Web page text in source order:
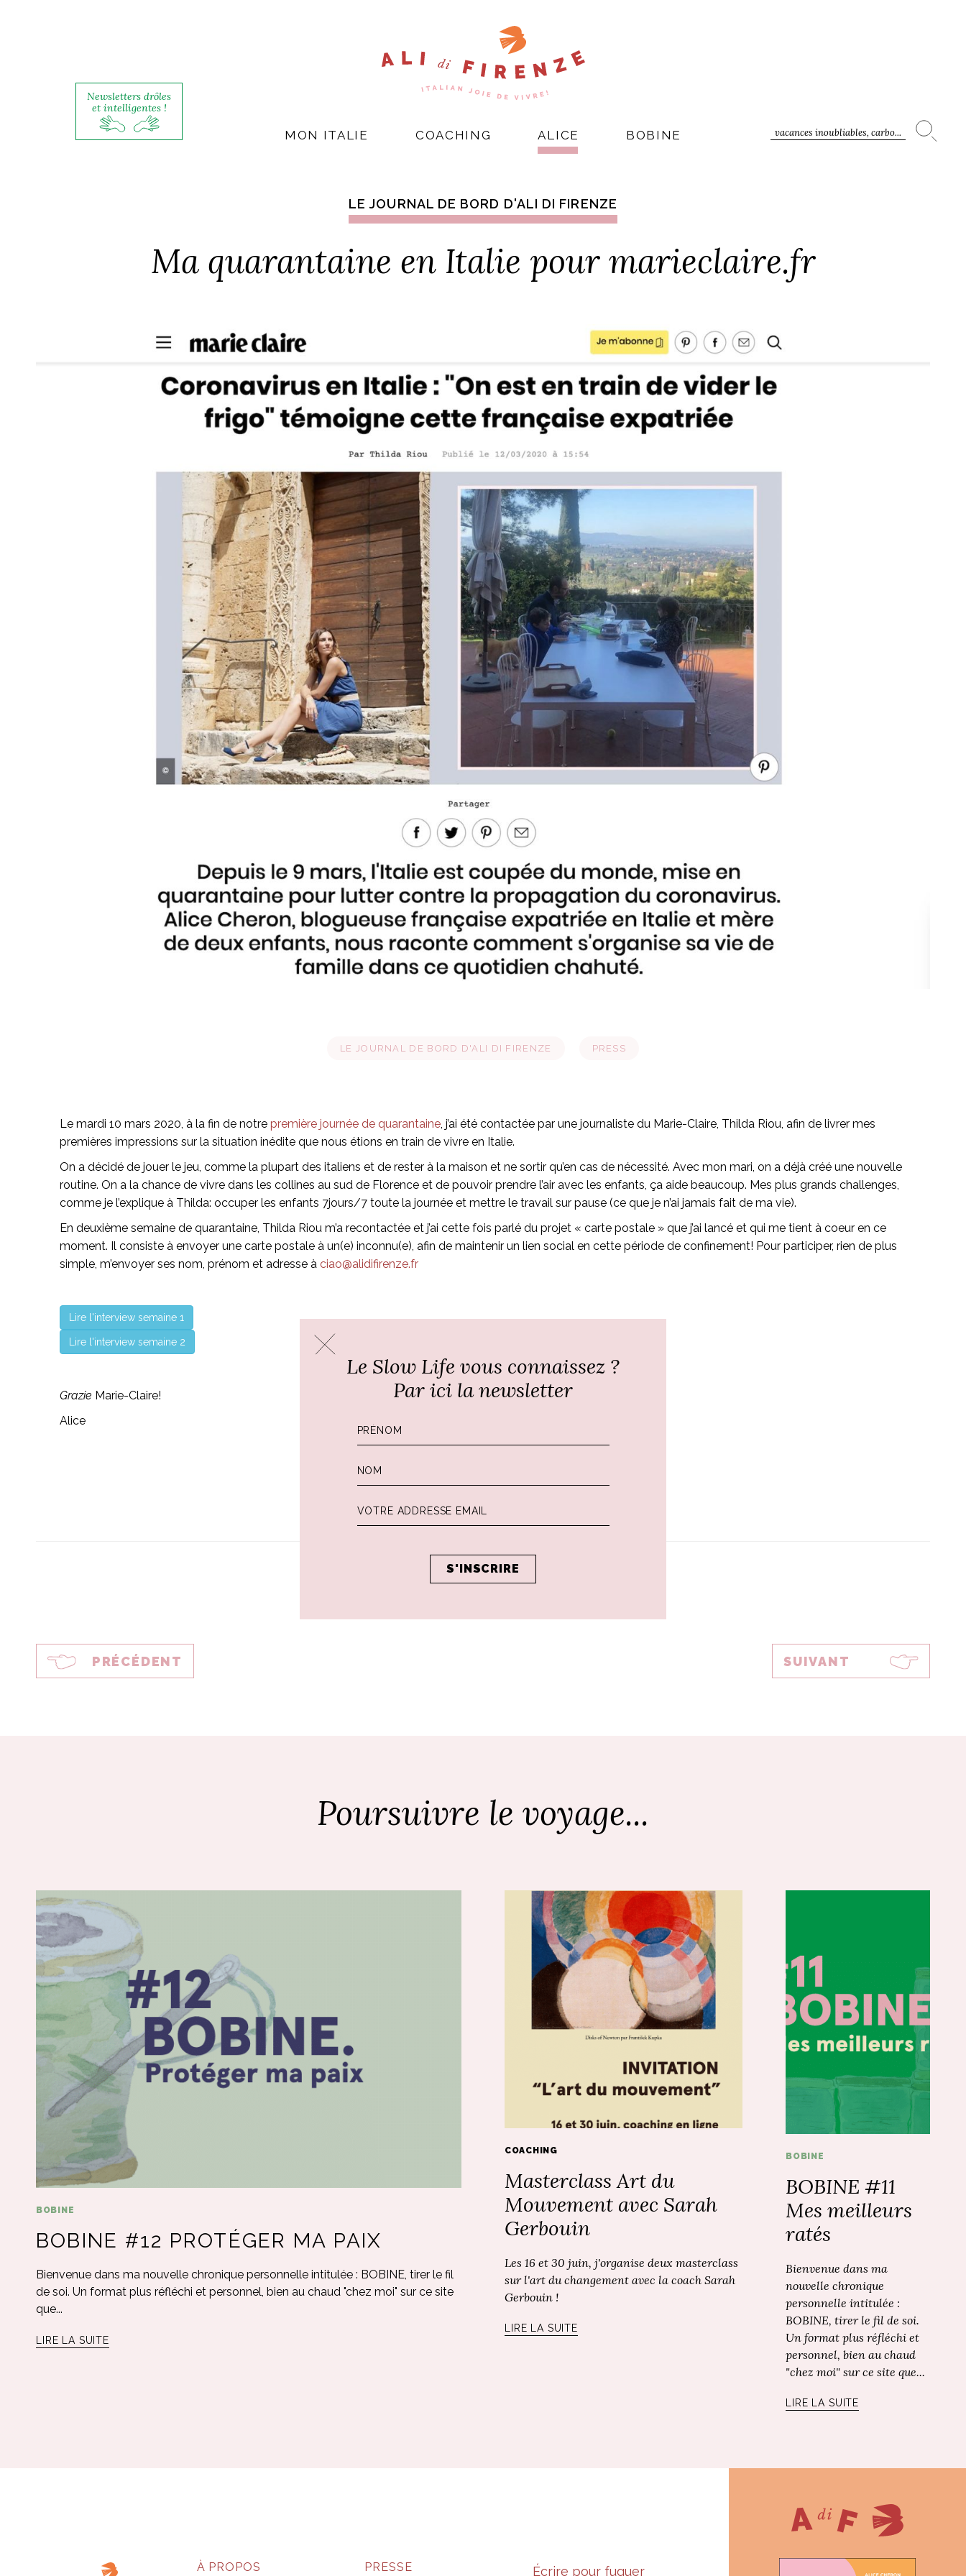
Newsletters drôles
et intelligentes !
vacances inoubliables, carbo...
MON ITALIE COACHING ALICE BOBINE
LE JOURNAL DE BORD D'ALI DI FIRENZE
Ma quarantaine en Italie pour marieclaire.fr
LE JOURNAL DE BORD D'ALI DI FIRENZE PRESS
Le mardi 10 mars 2020, à la fin de notre première journée de quarantaine, j’ai été contactée par une journaliste du Marie-Claire, Thilda Riou, afin de livrer mes
premières impressions sur la situation inédite que nous étions en train de vivre en Italie.
On a décidé de jouer le jeu, comme la plupart des italiens et de rester à la maison et ne sortir qu’en cas de nécessité. Avec mon mari, on a déjà créé une nouvelle
routine. On a la chance de vivre dans les collines au sud de Florence et de pouvoir prendre l’air avec les enfants, ça aide beaucoup. Mes plus grands challenges,
comme je l’explique à Thilda: occuper les enfants 7jours/7 toute la journée et mettre le travail sur pause (ce que je n’ai jamais fait de ma vie).
En deuxième semaine de quarantaine, Thilda Riou m’a recontactée et j’ai cette fois parlé du projet « carte postale » que j’ai lancé et qui me tient à coeur en ce
moment. Il consiste à envoyer une carte postale à un(e) inconnu(e), afin de maintenir un lien social en cette période de confinement! Pour participer, rien de plus
simple, m’envoyer ses nom, prénom et adresse à ciao@alidifirenze.fr
Lire l'interview semaine 1
Lire l'interview semaine 2
Grazie Marie-Claire!
Alice
PRÉCÉDENT SUIVANT
Poursuivre le voyage...
BOBINE
BOBINE #12 PROTÉGER MA PAIX
Bienvenue dans ma nouvelle chronique personnelle intitulée : BOBINE, tirer le fil
de soi. Un format plus réfléchi et personnel, bien au chaud "chez moi" sur ce site
que...
LIRE LA SUITE
COACHING
Masterclass Art du
Mouvement avec Sarah
Gerbouin
Les 16 et 30 juin, j'organise deux masterclass
sur l'art du changement avec la coach Sarah
Gerbouin !
LIRE LA SUITE
BOBINE
BOBINE #11
Mes meilleurs
ratés
Bienvenue dans ma
nouvelle chronique
personnelle intitulée :
BOBINE, tirer le fil de soi.
Un format plus réfléchi et
personnel, bien au chaud
"chez moi" sur ce site que...
LIRE LA SUITE
À PROPOS PRESSE Écrire pour fuguer
Le Slow Life vous connaissez ?
Par ici la newsletter